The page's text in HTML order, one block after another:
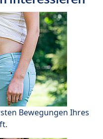
Bewegungen Ihres